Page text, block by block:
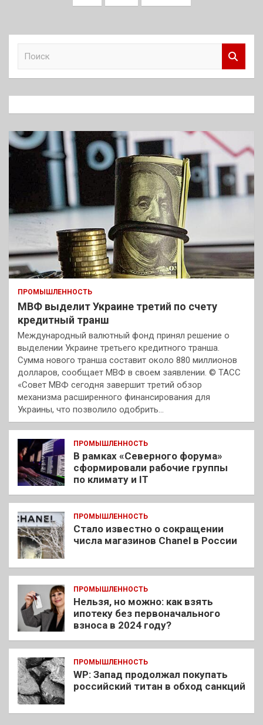
к
ПРОМЫШЛЕННОСТЬ
МВФ выделит Украине третий по счету
кредитный транш
Международный валютный фонд принял решение о
выделении Украине третьего кредитного транша.
Сумма нового транша составит около 880 миллионов
долларов, сообщает МВФ в своем заявлении. © ТАСС
«Совет МВФ сегодня завершит третий обзор
механизма расширенного финансирования для
Украины, что позволило одобрить…
ПРОМЫШЛЕННОСТЬ
В рамках «Северного форума»
сформировали рабочие группы
по климату и IT
ПРОМЫШЛЕННОСТЬ
Стало известно о сокращении
числа магазинов Chanel в России
ПРОМЫШЛЕННОСТЬ
Нельзя, но можно: как взять
ипотеку без первоначального
взноса в 2024 году?
ПРОМЫШЛЕННОСТЬ
WP: Запад продолжал покупать
российский титан в обход санкций